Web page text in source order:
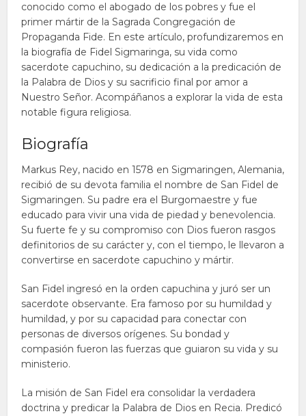
conocido como el abogado de los pobres y fue el
primer mártir de la Sagrada Congregación de
Propaganda Fide. En este artículo, profundizaremos en
la biografía de Fidel Sigmaringa, su vida como
sacerdote capuchino, su dedicación a la predicación de
la Palabra de Dios y su sacrificio final por amor a
Nuestro Señor. Acompáñanos a explorar la vida de esta
notable figura religiosa.
Biografía
Markus Rey, nacido en 1578 en Sigmaringen, Alemania,
recibió de su devota familia el nombre de San Fidel de
Sigmaringen. Su padre era el Burgomaestre y fue
educado para vivir una vida de piedad y benevolencia.
Su fuerte fe y su compromiso con Dios fueron rasgos
definitorios de su carácter y, con el tiempo, le llevaron a
convertirse en sacerdote capuchino y mártir.
San Fidel ingresó en la orden capuchina y juró ser un
sacerdote observante. Era famoso por su humildad y
humildad, y por su capacidad para conectar con
personas de diversos orígenes. Su bondad y
compasión fueron las fuerzas que guiaron su vida y su
ministerio.
La misión de San Fidel era consolidar la verdadera
doctrina y predicar la Palabra de Dios en Recia. Predicó